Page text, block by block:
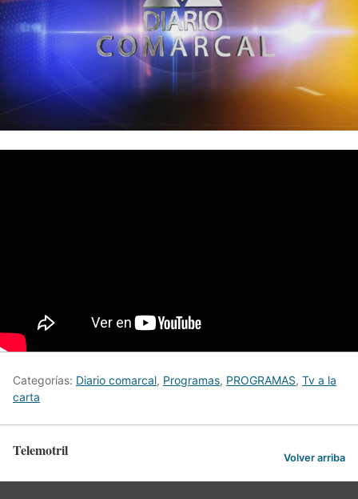
Categorías: Diario comarcal, Programas, PROGRAMAS, Tv a la
carta
Telemotril Volver arriba